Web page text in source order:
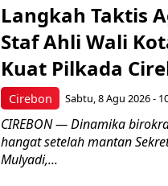
Cirebon
Langkah Taktis
Staf Ahli Wali
Kuat Pilkada
Sabtu, 8 Agu 2026 -
CIREBON — Dinamika
hangat setelah mantan
Mulyadi,...